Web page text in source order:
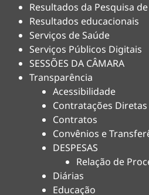
Resultados da Pesquisa
Resultados educacionais
Serviços de Saúde
Serviços Públicos Digitais
SESSÕES DA CÂMARA
Transparência
Acessibilidade
Contratações Diretas
Contratos
Convênios e
DESPESAS
Relação de
Diárias
Educação